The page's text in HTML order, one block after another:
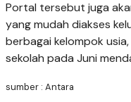
Portal tersebut juga
yang mudah diakses
berbagai kelompok
sekolah pada Juni
sumber : Antara